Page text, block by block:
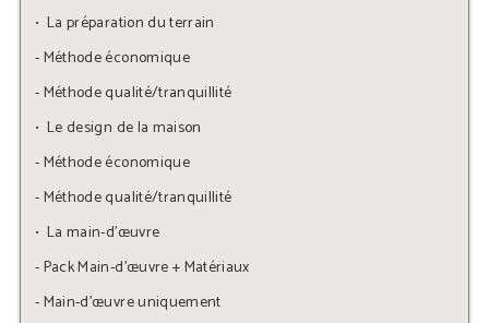
•  La préparation du terrain
- Méthode économique
- Méthode qualité/tranquillité
•  Le design de la maison
- Méthode économique
- Méthode qualité/tranquillité
•  La main-d’œuvre
- Pack Main-d’œuvre + Matériaux
- Main-d’œuvre uniquement